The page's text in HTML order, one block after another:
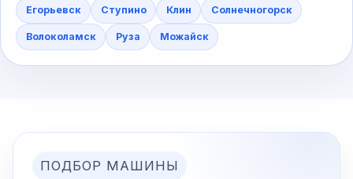
Егорьевск Ступино Клин Солнечногорск
Волоколамск Руза Можайск
ПОДБОР МАШИНЫ